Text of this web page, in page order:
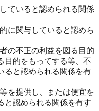
ていると認められる関係
に関与していると認めら
の不正の利益を図る目的
目的をもってする等、不
ると認められる関係を有
を提供し、または便宜を
と認められる関係を有す